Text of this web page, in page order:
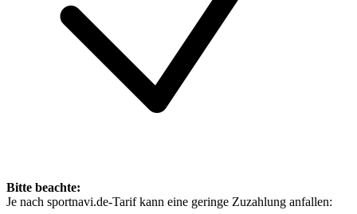
Bitte beachte:
Je nach sportnavi.de-Tarif kann eine geringe Zuzahlung anfallen: